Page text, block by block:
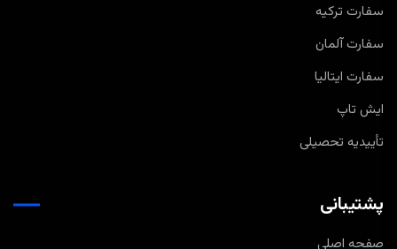
سفارت ترکیه
سفارت آلمان
سفارت ایتالیا
ایش تاپ
تأییدیه تحصیلی
پشتیبانی
صفحه اصلی